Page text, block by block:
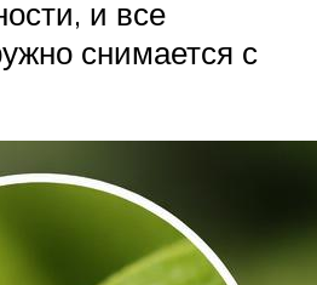
и все
снимается с